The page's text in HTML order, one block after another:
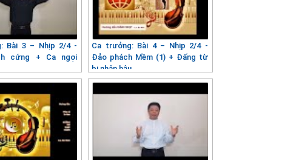
Bài 3 – Nhịp 2/4 -
cứng + Ca ngợi
Ca trưởng: Bài 4 – Nhịp 2/4 -
Đảo phách Mềm (1) + Đấng từ
bi nhân hậu